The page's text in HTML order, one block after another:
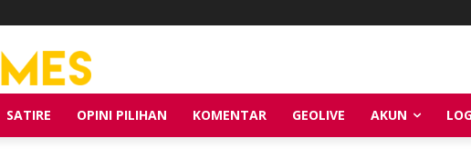
SATIRE OPINI PILIHAN KOMENTAR GEOLIVE AKUN